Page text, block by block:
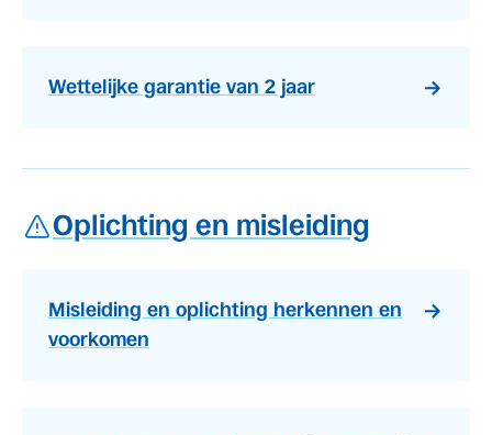
Wettelijke garantie van 2 jaar
Oplichting en misleiding
Misleiding en oplichting herkennen en
voorkomen